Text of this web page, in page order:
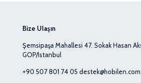
Bize Ulaşın
Şemsipaşa Mahallesi 47. Sokak Hasan
GOP/Istanbul
+90 507 801 74 05 destek@hobilen.com